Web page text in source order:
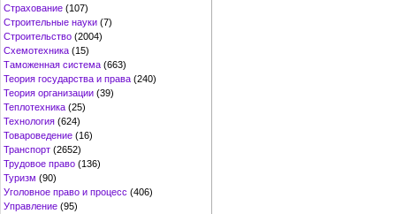
Страхование (107)
Строительные науки (7)
Строительство (2004)
Схемотехника (15)
Таможенная система (663)
Теория государства и права (240)
Теория организации (39)
Теплотехника (25)
Технология (624)
Товароведение (16)
Транспорт (2652)
Трудовое право (136)
Туризм (90)
Уголовное право и процесс (406)
Управление (95)